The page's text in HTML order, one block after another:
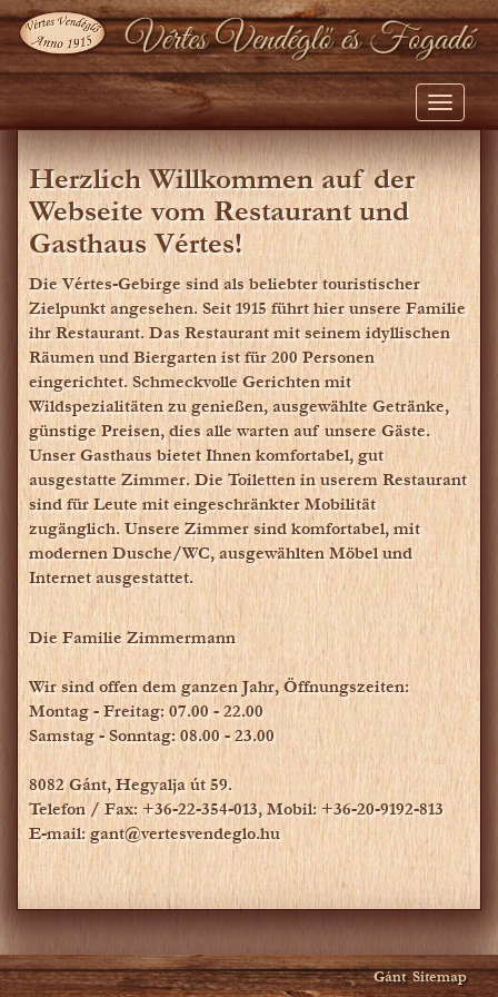
Toggle
Herzlich Willkommen auf der
Webseite vom Restaurant und
Gasthaus Vértes!
Die Vértes-Gebirge sind als beliebter touristischer
Zielpunkt angesehen. Seit 1915 führt hier unsere Familie
ihr Restaurant. Das Restaurant mit seinem idyllischen
Räumen und Biergarten ist für 200 Personen
eingerichtet. Schmeckvolle Gerichten mit
Wildspezialitäten zu genießen, ausgewählte Getränke,
günstige Preisen, dies alle warten auf unsere Gäste.
Unser Gasthaus bietet Ihnen komfortabel, gut
ausgestatte Zimmer. Die Toiletten in userem Restaurant
sind für Leute mit eingeschränkter Mobilität
zugänglich. Unsere Zimmer sind komfortabel, mit
modernen Dusche/WC, ausgewählten Möbel und
Internet ausgestattet.
Die Familie Zimmermann
Wir sind offen dem ganzen Jahr, Öffnungszeiten:
Montag - Freitag: 07.00 - 22.00
Samstag - Sonntag: 08.00 - 23.00
8082 Gánt, Hegyalja út 59.
Telefon / Fax: +36-22-354-013, Mobil: +36-20-9192-813
E-mail: gant@vertesvendeglo.hu
Gánt Sitemap